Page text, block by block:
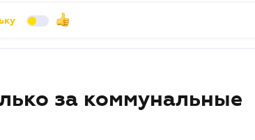
за коммунальные